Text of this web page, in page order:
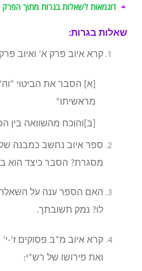
דוגמאות לשאלות בגרות מתוך הפרק
שאלות בגרות:
קרא איוב פרק א’ ואיוב
[א] הסבר את הביטוי
מראשיתו”
[ב]והוכח מהשוואה בין
ספר איוב נחשב כמבנה
מסגרת? הסבר כיצד הוא
האם הספר ענה על השאלה
לו? נמק תשובתך.
קרא איוב מ”ב פסוקים ז’-
ואת פירושו של רש”י: